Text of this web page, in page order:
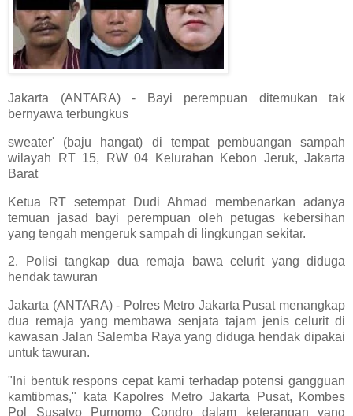
Jakarta (ANTARA) - Bayi perempuan ditemukan tak
bernyawa terbungkus
sweater' (baju hangat) di tempat pembuangan sampah
wilayah RT 15, RW 04 Kelurahan Kebon Jeruk, Jakarta
Barat
Ketua RT setempat Dudi Ahmad membenarkan adanya
temuan jasad bayi perempuan oleh petugas kebersihan
yang tengah mengeruk sampah di lingkungan sekitar.
2. Polisi tangkap dua remaja bawa celurit yang diduga
hendak tawuran
Jakarta (ANTARA) - Polres Metro Jakarta Pusat menangkap
dua remaja yang membawa senjata tajam jenis celurit di
kawasan Jalan Salemba Raya yang diduga hendak dipakai
untuk tawuran.
"Ini bentuk respons cepat kami terhadap potensi gangguan
kamtibmas," kata Kapolres Metro Jakarta Pusat, Kombes
Pol Susatyo Purnomo Condro dalam keterangan yang